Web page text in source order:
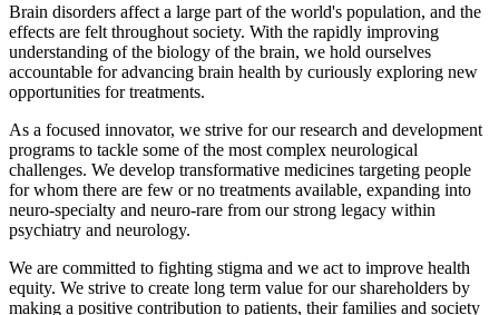
Brain disorders affect a large part of the world's population, and the
effects are felt throughout society. With the rapidly improving
understanding of the biology of the brain, we hold ourselves
accountable for advancing brain health by curiously exploring new
opportunities for treatments.
As a focused innovator, we strive for our research and development
programs to tackle some of the most complex neurological
challenges. We develop transformative medicines targeting people
for whom there are few or no treatments available, expanding into
neuro-specialty and neuro-rare from our strong legacy within
psychiatry and neurology.
We are committed to fighting stigma and we act to improve health
equity. We strive to create long term value for our shareholders by
making a positive contribution to patients, their families and society